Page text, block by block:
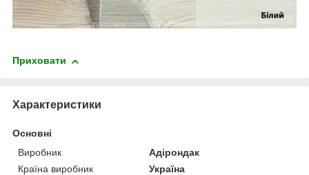
Приховати
Характеристики
Основні
Виробник
Адірондак
Країна виробник
Україна